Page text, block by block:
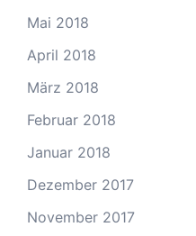
Mai 2018
April 2018
März 2018
Februar 2018
Januar 2018
Dezember 2017
November 2017